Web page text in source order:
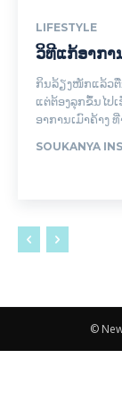
LIFESTYLE
ວິທີແກ້ອາກາ
ກິນລ້ຽງໜັກແລ້ວຕື່
ແຕ່ຕ້ອງລຸກຂຶ້ນໄປ
ອາການ​ເມົາ​ຄ້າງ
SOUKANYA
©